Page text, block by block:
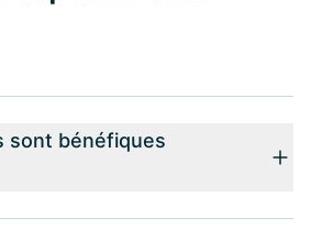
sont bénéfiques